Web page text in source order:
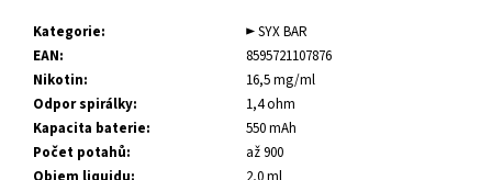
Kategorie:
► SYX BAR
EAN:
8595721107876
Nikotin:
16,5 mg/ml
Odpor spirálky:
1,4 ohm
Kapacita baterie:
550 mAh
Počet potahů:
až 900
LIQUID
PEEGEE
USA
MIX
(AMERICKÝ
TABÁK)